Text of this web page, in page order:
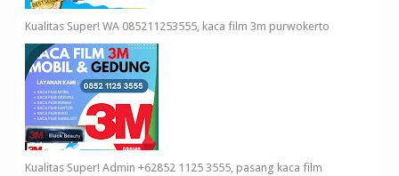
Kualitas Super! WA 085211253555, kaca film 3m purwokerto
Kualitas Super! Admin +62852 1125 3555, pasang kaca film